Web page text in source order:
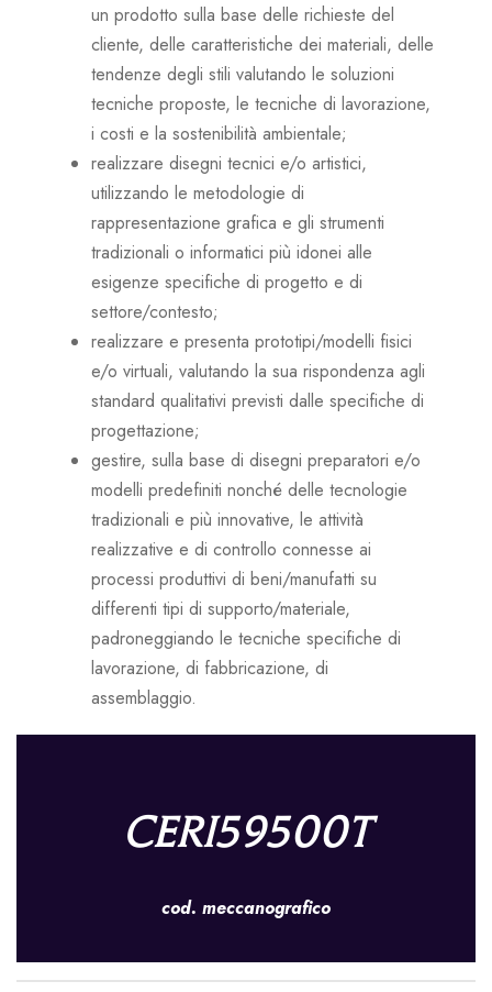
un prodotto sulla base delle richieste del
cliente, delle caratteristiche dei materiali, delle
tendenze degli stili valutando le soluzioni
tecniche proposte, le tecniche di lavorazione,
i costi e la sostenibilità ambientale;
realizzare disegni tecnici e/o artistici,
utilizzando le metodologie di
rappresentazione grafica e gli strumenti
tradizionali o informatici più idonei alle
esigenze specifiche di progetto e di
settore/contesto;
realizzare e presenta prototipi/modelli fisici
e/o virtuali, valutando la sua rispondenza agli
standard qualitativi previsti dalle specifiche di
progettazione;
gestire, sulla base di disegni preparatori e/o
modelli predefiniti nonché delle tecnologie
tradizionali e più innovative, le attività
realizzative e di controllo connesse ai
processi produttivi di beni/manufatti su
differenti tipi di supporto/materiale,
padroneggiando le tecniche specifiche di
lavorazione, di fabbricazione, di
assemblaggio.
CERI59500T
cod. meccanografico